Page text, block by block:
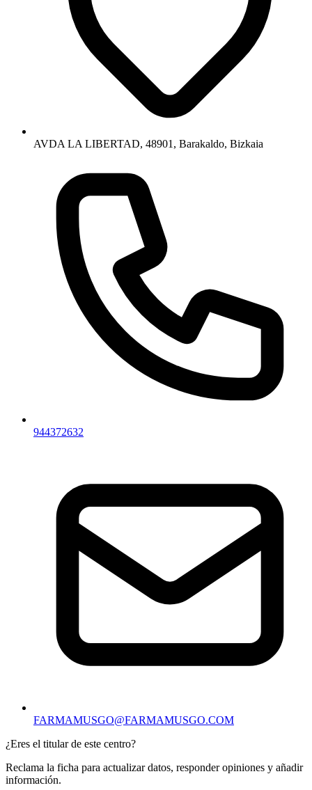
AVDA LA LIBERTAD, 48901, Barakaldo, Bizkaia
944372632
FARMAMUSGO@FARMAMUSGO.COM
¿Eres el titular de este centro?
Reclama la ficha para actualizar datos, responder opiniones y añadir
información.